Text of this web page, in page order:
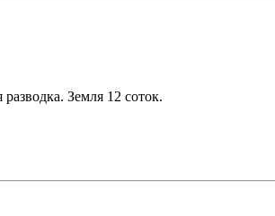
Земля 12 соток.